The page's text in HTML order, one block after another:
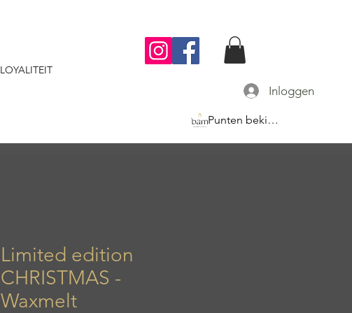
LOYALITEIT
Inloggen
Punten bekijken
Limited edition
CHRISTMAS -
Waxmelt